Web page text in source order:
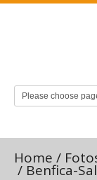
Home /
/ Benfica-